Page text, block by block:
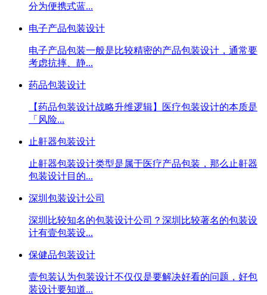
分为便携式蓝...
电子产品包装设计
电子产品包装一般是比较精密的产品包装设计，通常要
考虑抗摔、静...
药品包装设计
【药品包装设计战略升维逻辑】​ 医疗包装设计的本质是
「风险...
止鼾器包装设计
止鼾器包装设计类型是属于医疗产品包装，那么止鼾器
包装设计目的...
深圳包装设计公司
深圳比较知名的包装设计公司？深圳比较著名的包装设
计有壹包装设...
保健品包装设计
壹包装认为包装设计不仅仅是要解决好看的问题，好包
装设计要知道...